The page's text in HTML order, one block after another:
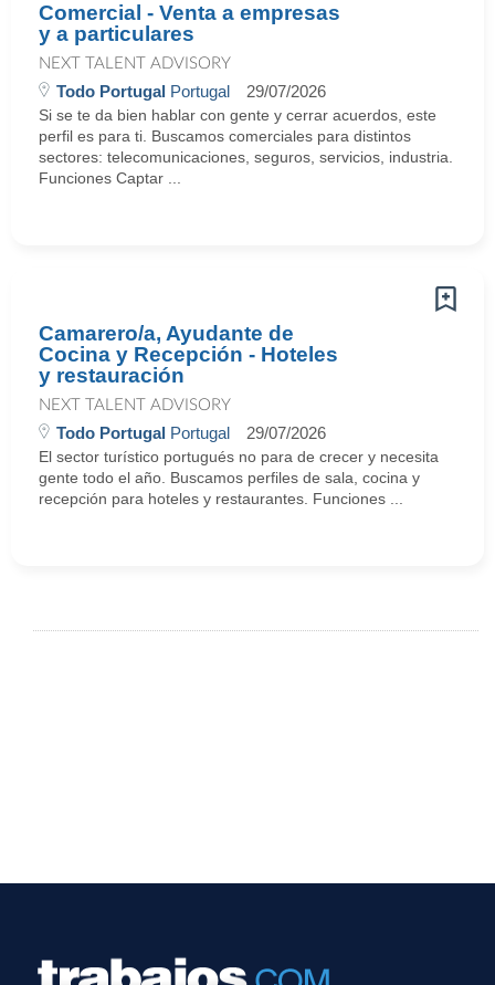
Comercial - Venta a empresas
y a particulares
NEXT TALENT ADVISORY
Todo Portugal Portugal 29/07/2026
Si se te da bien hablar con gente y cerrar acuerdos, este
perfil es para ti. Buscamos comerciales para distintos
sectores: telecomunicaciones, seguros, servicios, industria.
Funciones Captar ...
Camarero/a, Ayudante de
Cocina y Recepción - Hoteles
y restauración
NEXT TALENT ADVISORY
Todo Portugal Portugal 29/07/2026
El sector turístico portugués no para de crecer y necesita
gente todo el año. Buscamos perfiles de sala, cocina y
recepción para hoteles y restaurantes. Funciones ...